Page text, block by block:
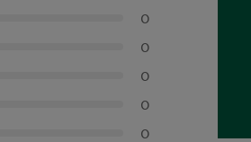
0
0
0
0
0